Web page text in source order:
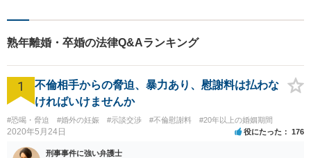
を心がけております。離婚問
は、まずはご相談ください。
熟年離婚・卒婚の法律Q&Aランキング
1
不倫相手からの脅迫、暴力あり、慰謝料は払わな
ければいけませんか
#恐喝・脅迫 #婚外の妊娠 #示談交渉 #不倫慰謝料 #20年以上の婚姻期間
2020年5月24日 役にたった 176
刑事事件に強い弁護士